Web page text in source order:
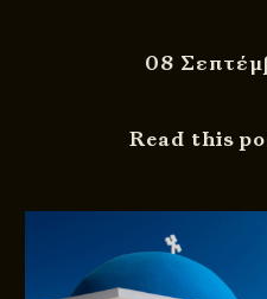
08
Read this